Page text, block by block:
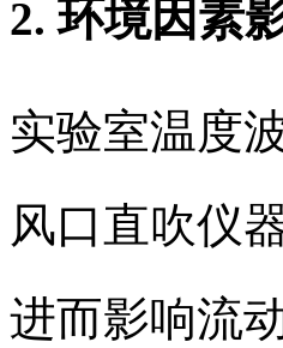
2. 环境因素
实验室温度
风口直吹仪
进而影响流